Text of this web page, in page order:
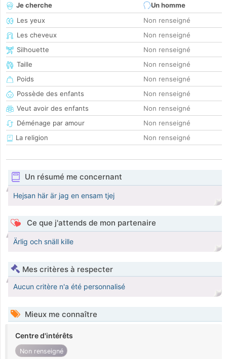
Je cherche
Un homme
Les yeux
Non renseigné
Les cheveux
Non renseigné
Silhouette
Non renseigné
Taille
Non renseigné
Poids
Non renseigné
Possède des enfants
Non renseigné
Veut avoir des enfants
Non renseigné
Déménage par amour
Non renseigné
La religion
Non renseigné
Un résumé me concernant
Hejsan här är jag en ensam tjej
Ce que j'attends de mon partenaire
Ärlig och snäll kille
Mes critères à respecter
Aucun critère n'a été personnalisé
Mieux me connaître
Centre d'intérêts
Non renseigné